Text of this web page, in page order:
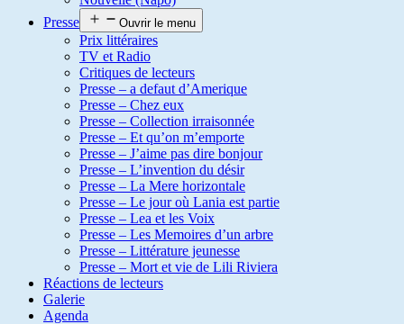
Presse
Ouvrir le menu
Prix littéraires
TV et Radio
Critiques de lecteurs
Presse – a defaut d’Amerique
Presse – Chez eux
Presse – Collection irraisonnée
Presse – Et qu’on m’emporte
Presse – J’aime pas dire bonjour
Presse – L’invention du désir
Presse – La Mere horizontale
Presse – Le jour où Lania est partie
Presse – Lea et les Voix
Presse – Les Memoires d’un arbre
Presse – Littérature jeunesse
Presse – Mort et vie de Lili Riviera
Réactions de lecteurs
Galerie
Agenda